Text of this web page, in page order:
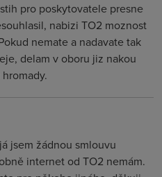
pro poskytovatele presne
nabizi TO2 moznost
nemate a nadavate tak
delam v oboru jiz nakou
jsem žádnou smlouvu
internet od TO2 nemám.